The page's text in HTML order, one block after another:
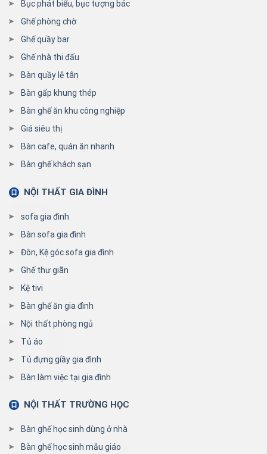
Bục phát biểu, bục tượng bác
Ghế phòng chờ
Ghế quầy bar
Ghế nhà thi đấu
Bàn quầy lễ tân
Bàn gấp khung thép
Bàn ghế ăn khu công nghiệp
Giá siêu thị
Bàn cafe, quán ăn nhanh
Bàn ghế khách sạn
NỘI THẤT GIA ĐÌNH
sofa gia đình
Bàn sofa gia đình
Đôn, Kệ góc sofa gia đình
Ghế thư giãn
Kệ tivi
Bàn ghế ăn gia đình
Nội thất phòng ngủ
Tủ áo
Tủ đựng giầy gia đình
Bàn làm việc tại gia đình
NỘI THẤT TRƯỜNG HỌC
Bàn ghế học sinh dùng ở nhà
Bàn ghế học sinh mẫu giáo